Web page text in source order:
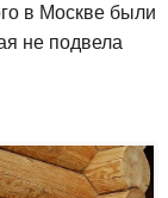
в Москве были
не подвела